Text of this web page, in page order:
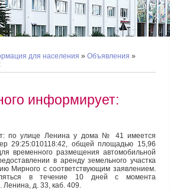
для населения » Объявления »
информирует:
по улице Ленина у дома № 41 имеется
29:25:010118:42, общей площадью 15,96
временного размещения автомобильной
в аренду земельного участка
Мирного с соответствующим заявлением.
в течение 10 дней с момента
Ленина, д. 33, каб. 409.